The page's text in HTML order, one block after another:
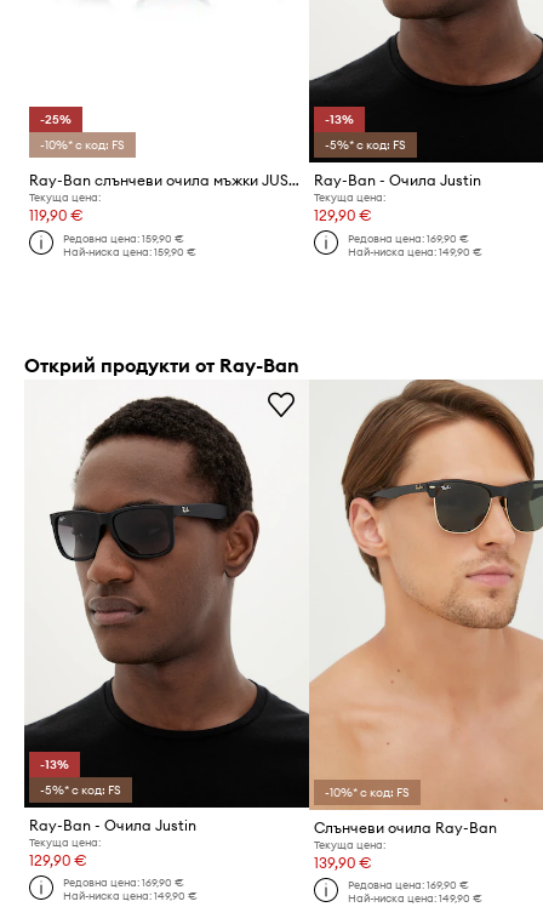
-25%
-10%* с код: FS
Ray-Ban слънчеви очила мъжки JUSTIN
Текуща цена:
119,90 €
Редовна цена:159,90 €
Най-ниска цена:159,90 €
-13%
-5%* с код: FS
Ray-Ban - Очила Justin
Текуща цена:
129,90 €
Редовна цена: 169,90 €
Най-ниска цена: 149,90 €
Открий продукти от Ray-Ban
-13%
-5%* с код: FS
Ray-Ban - Очила Justin
Текуща цена:
129,90 €
Редовна цена:169,90 €
Най-ниска цена:149,90 €
-10%* с код: FS
Слънчеви очила Ray-Ban
Текуща цена:
139,90 €
Редовна цена: 169,90 €
Най-ниска цена: 149,90 €